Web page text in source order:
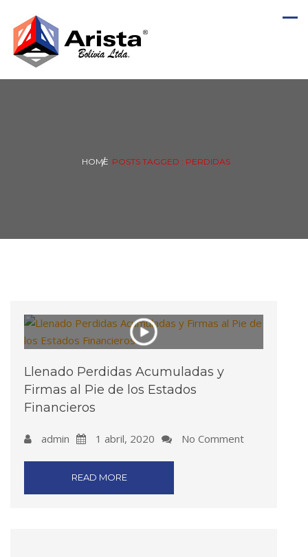
HOME POSTS TAGGED : PERDIDAS
Llenado Perdidas Acumuladas y
Firmas al Pie de los Estados
Financieros
admin 1 abril, 2020 No Comment
READ MORE